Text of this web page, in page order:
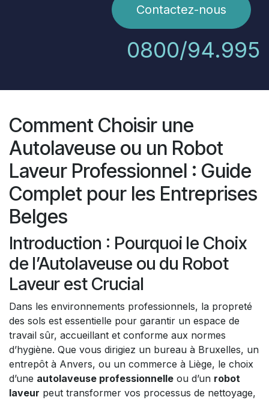
Contactez-nous
0800/94.995
Comment Choisir une
Autolaveuse ou un Robot
Laveur Professionnel : Guide
Complet pour les Entreprises
Belges
Introduction : Pourquoi le Choix
de l’Autolaveuse ou du Robot
Laveur est Crucial
Dans les environnements professionnels, la propreté
des sols est essentielle pour garantir un espace de
travail sûr, accueillant et conforme aux normes
d’hygiène. Que vous dirigiez un bureau à Bruxelles, un
entrepôt à Anvers, ou un commerce à Liège, le choix
d’une autolaveuse professionnelle ou d’un robot
laveur peut transformer vos processus de nettoyage,